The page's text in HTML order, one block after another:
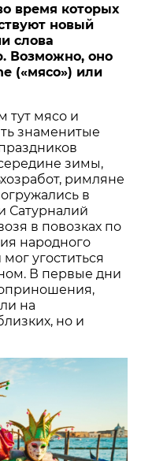
время которых
новый
слова
Возможно, оно
(«мясо») или
тут мясо и
знаменитые
зимы,
римляне
в
Сатурналий
в повозках по
народного
угоститься
В первые дни
на
но и